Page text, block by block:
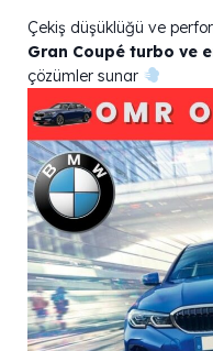
Çekiş düşüklüğü ve
Gran Coupé turbo ve
çözümler sunar